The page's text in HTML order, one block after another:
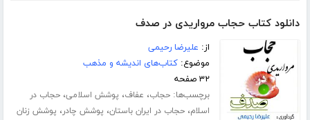
دانلود کتاب حجاب مرواریدی در صدف
از: علیرضا رحیمی
موضوع:کتاب‌های اندیشه و مذهب
۳۲ صفحه
برچسب‌ها:حجاب، عفاف، پوشش اسلامی،حجاب در
اسلام،حجاب در ایران باستان، پوشش چادر، پوشش زنان